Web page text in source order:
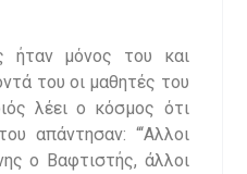
ήταν μόνος του και
του οι μαθητές του
λέει ο κόσμος ότι
απάντησαν: “‘Αλλοι
ο Βαφτιστής, άλλοι